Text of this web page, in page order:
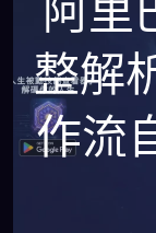
整解
作流